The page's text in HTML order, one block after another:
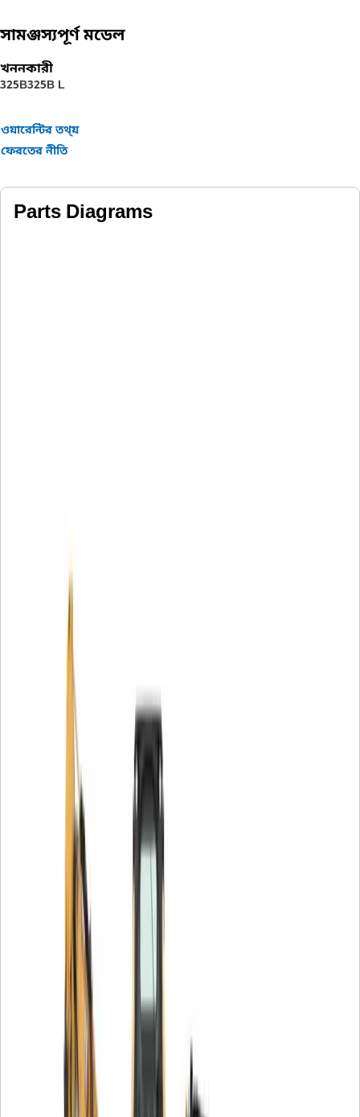
সামঞ্জস্যপূর্ণ মডেল
খননকারী
325B325B L
ওয়ারেন্টির তথ্য়
ফেরতের নীতি
Parts Diagrams